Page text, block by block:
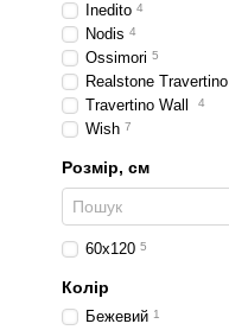
Inedito 4
Nodis 4
Ossimori 5
Realstone Travertino
Travertino Wall 4
Wish 7
Розмір, см
60x120 5
Колір
Бежевий 1